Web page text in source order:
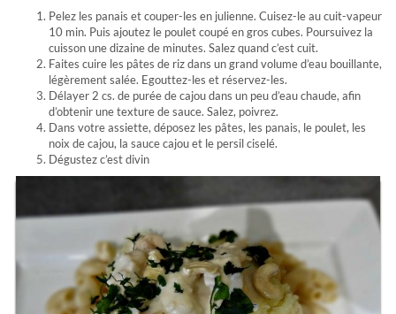
Pelez les panais et couper-les en julienne. Cuisez-le au cuit-vapeur
10 min. Puis ajoutez le poulet coupé en gros cubes. Poursuivez la
cuisson une dizaine de minutes. Salez quand c’est cuit.
Faites cuire les pâtes de riz dans un grand volume d’eau bouillante,
légèrement salée. Egouttez-les et réservez-les.
Délayer 2 cs. de purée de cajou dans un peu d’eau chaude, afin
d’obtenir une texture de sauce. Salez, poivrez.
Dans votre assiette, déposez les pâtes, les panais, le poulet, les
noix de cajou, la sauce cajou et le persil ciselé.
Dégustez c’est divin